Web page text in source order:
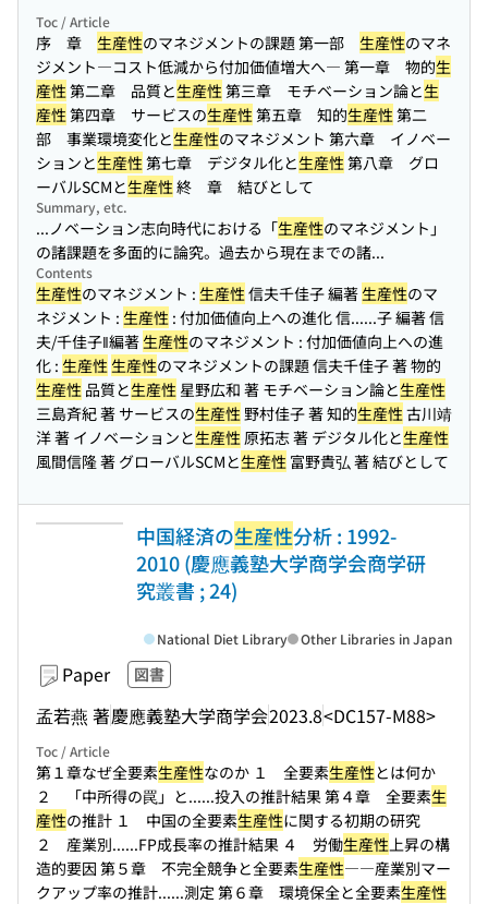
Toc / Article
序 章 生産性のマネジメントの課題 第一部 生産性のマネ
ジメント―コスト低減から付加価値増大へ― 第一章 物的生
産性第二章 品質と生産性第三章 モチベーション論と生
産性第四章 サービスの生産性第五章 知的生産性第二
部 事業環境変化と生産性のマネジメント 第六章 イノベー
ションと生産性第七章 デジタル化と生産性第八章 グロ
ーバルSCMと生産性終 章 結びとして
Summary, etc.
...ノベーション志向時代における「生産性のマネジメント」
の諸課題を多面的に論究。過去から現在までの諸...
Contents
生産性のマネジメント : 生産性信夫千佳子 編著 生産性のマ
ネジメント : 生産性 : 付加価値向上への進化 信......子 編著 信
夫/千佳子‖編著 生産性のマネジメント : 付加価値向上への進
化 : 生産性 生産性のマネジメントの課題 信夫千佳子 著 物的
生産性 品質と生産性 星野広和 著 モチベーション論と生産性
三島斉紀 著 サービスの生産性野村佳子 著 知的生産性古川靖
洋 著 イノベーションと生産性原拓志 著 デジタル化と生産性
風間信隆 著 グローバルSCMと生産性 富野貴弘 著 結びとして
中国経済の生産性分析 : 1992-
2010 (慶應義塾大学商学会商学研
究叢書 ; 24)
Paper 図書
孟若燕 著慶應義塾大学商学会2023.8<DC157-M88>
National Diet Library Other Libraries in Japan
Toc / Article
第１章なぜ全要素生産性なのか １ 全要素生産性とは何か
２ 「中所得の罠」と......投入の推計結果 第４章 全要素生
産性の推計 １ 中国の全要素生産性に関する初期の研究
２ 産業別......FP成長率の推計結果 ４ 労働生産性上昇の構
造的要因 第５章 不完全競争と全要素生産性――産業別マー
クアップ率の推計......測定 第６章 環境保全と全要素生産性